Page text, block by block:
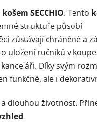
SECCHIO. Tento
struktuře působí
zůstávají chráněné a
uložení ručníků v
Díky svým
funkčně, ale i
dlouhou životnost.
.